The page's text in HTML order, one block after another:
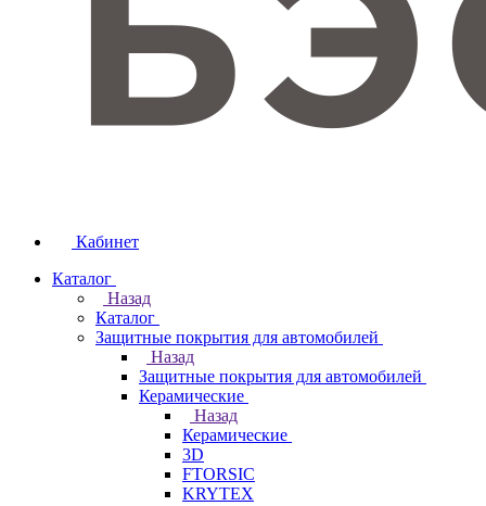
Кабинет
Каталог
Назад
Каталог
Защитные покрытия для автомобилей
Назад
Защитные покрытия для автомобилей
Керамические
Назад
Керамические
3D
FTORSIC
KRYTEX